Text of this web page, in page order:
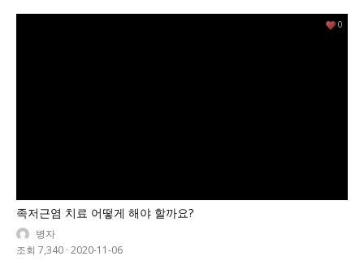
족저근염 치료 어떻게 해야 할까요?
병자
조회 7,340 · 2020-11-06
0